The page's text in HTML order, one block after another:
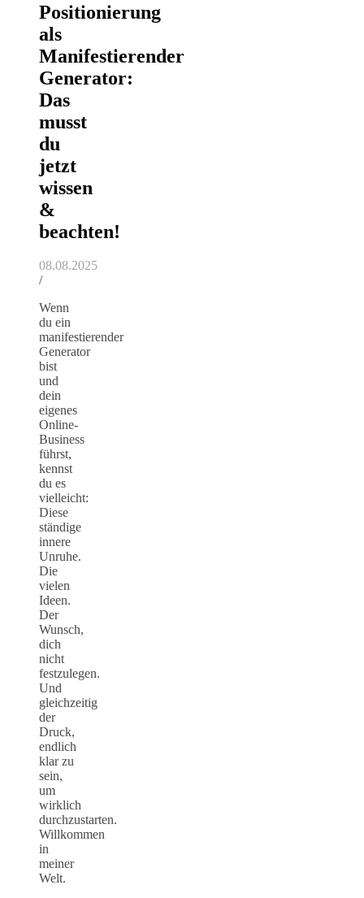
Positionierung
als
Manifestierender
Generator:
Das
musst
du
jetzt
wissen
&
beachten!
08.08.2025
/
Wenn
du ein
manifestierender
Generator
bist
und
dein
eigenes
Online-
Business
führst,
kennst
du es
vielleicht:
Diese
ständige
innere
Unruhe.
Die
vielen
Ideen.
Der
Wunsch,
dich
nicht
festzulegen.
Und
gleichzeitig
der
Druck,
endlich
klar zu
sein,
um
wirklich
durchzustarten.
Willkommen
in
meiner
Welt.